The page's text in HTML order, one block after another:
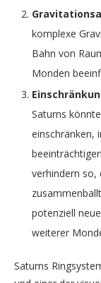
komplexe
Bahn von
Monden
Saturns
einschränken,
verhindern so,
potenziell
weiterer
Saturns